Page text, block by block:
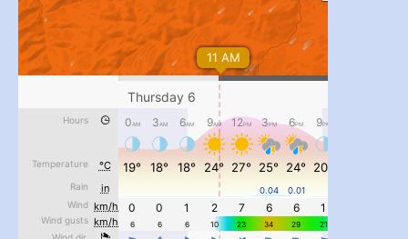
#PipIvanToday
#PipIvanWeather
...
pimrec_project